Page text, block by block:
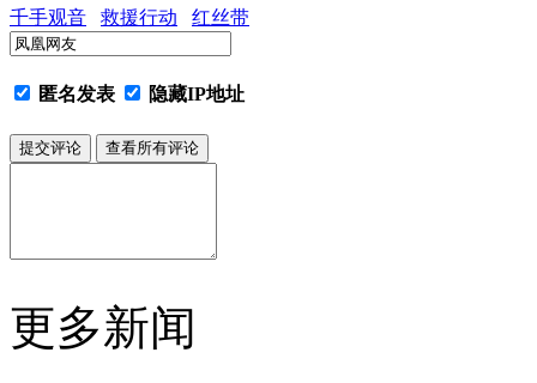
千手观音 救援行动 红丝带
匿名发表 隐藏IP地址
更多新闻